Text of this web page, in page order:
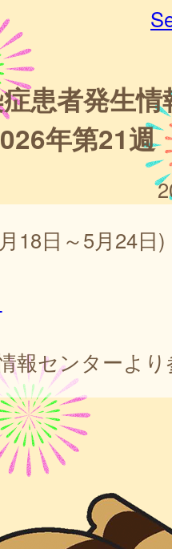
患者発生情
年第21週
18日～5月24日)
報センターよ